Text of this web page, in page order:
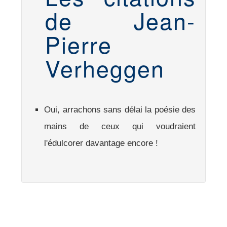
de Jean-
Pierre
Verheggen
Oui, arrachons sans délai la poésie des
mains de ceux qui voudraient
l'édulcorer davantage encore !